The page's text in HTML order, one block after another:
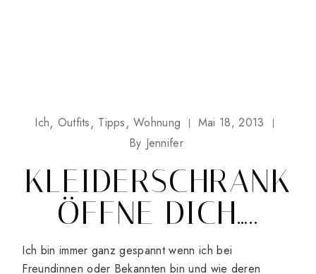
Ich Outfits Tipps Wohnung
Mai 18, 2013
By Jennifer
KLEIDERSCHRANK
ÖFFNE DICH…..
Ich bin immer ganz gespannt wenn ich bei
Freundinnen oder Bekannten bin und wie deren